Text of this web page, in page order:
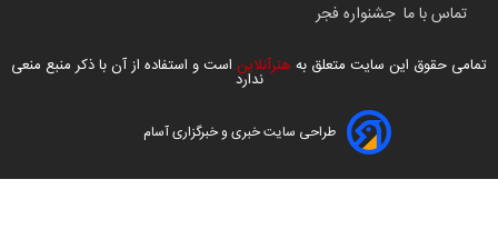
تماس با ما جشنواره فجر
تمامی حقوق این سایت متعلق به هنرآنلاین است و استفاده از آن با ذکر منبع منعی
ندارد
طراحی سایت خبری و خبرگزاری آسام